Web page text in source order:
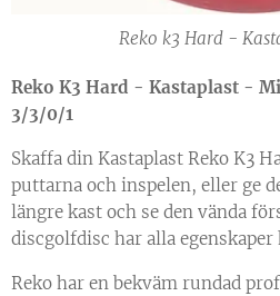
Reko k3 Hard -
Reko K3 Hard - Kastaplast -
3/3/0/1
Skaffa din Kastaplast Reko K3
puttarna och inspelen, eller ge
längre kast och se den vända
discgolfdisc har alla
Reko har en bekväm rundad